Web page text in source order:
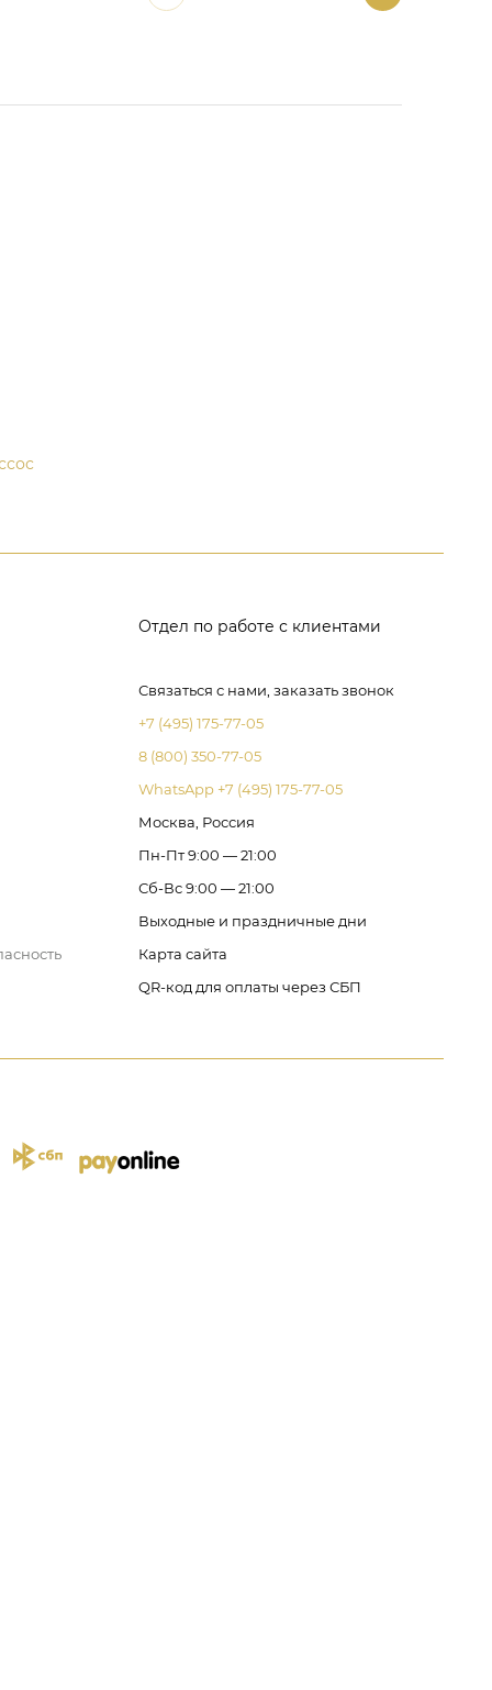
Отдел по работе с клиентами
Связаться с нами, заказать звонок
+7 (495) 175-77-05
8 (800) 350-77-05
WhatsApp +7 (495) 175-77-05
Москва, Россия
Пн-Пт 9:00 — 21:00
Сб-Вс 9:00 — 21:00
Выходные и праздничные дни
Карта сайта
QR-код для оплаты через СБП